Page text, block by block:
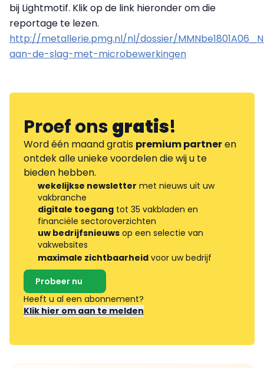
bij Lightmotif. Klik op de link hieronder om die
reportage te lezen.
http://metallerie.pmg.nl/nl/dossier/
aan-de-slag-met-microbewerkingen
Proef onsgratis!
Word één maand gratis premium partneren
ontdek alle unieke voordelen die wij u te
bieden hebben.
wekelijkse newsletter met nieuws uit uw
vakbranche
digitale toegang tot 35 vakbladen en
financiële sectoroverzichten
uw bedrijfsnieuws op een selectie van
vakwebsites
maximale zichtbaarheid voor uw bedrijf
Probeer nu
Heeft u al een abonnement?
Klik hier om aan te melden